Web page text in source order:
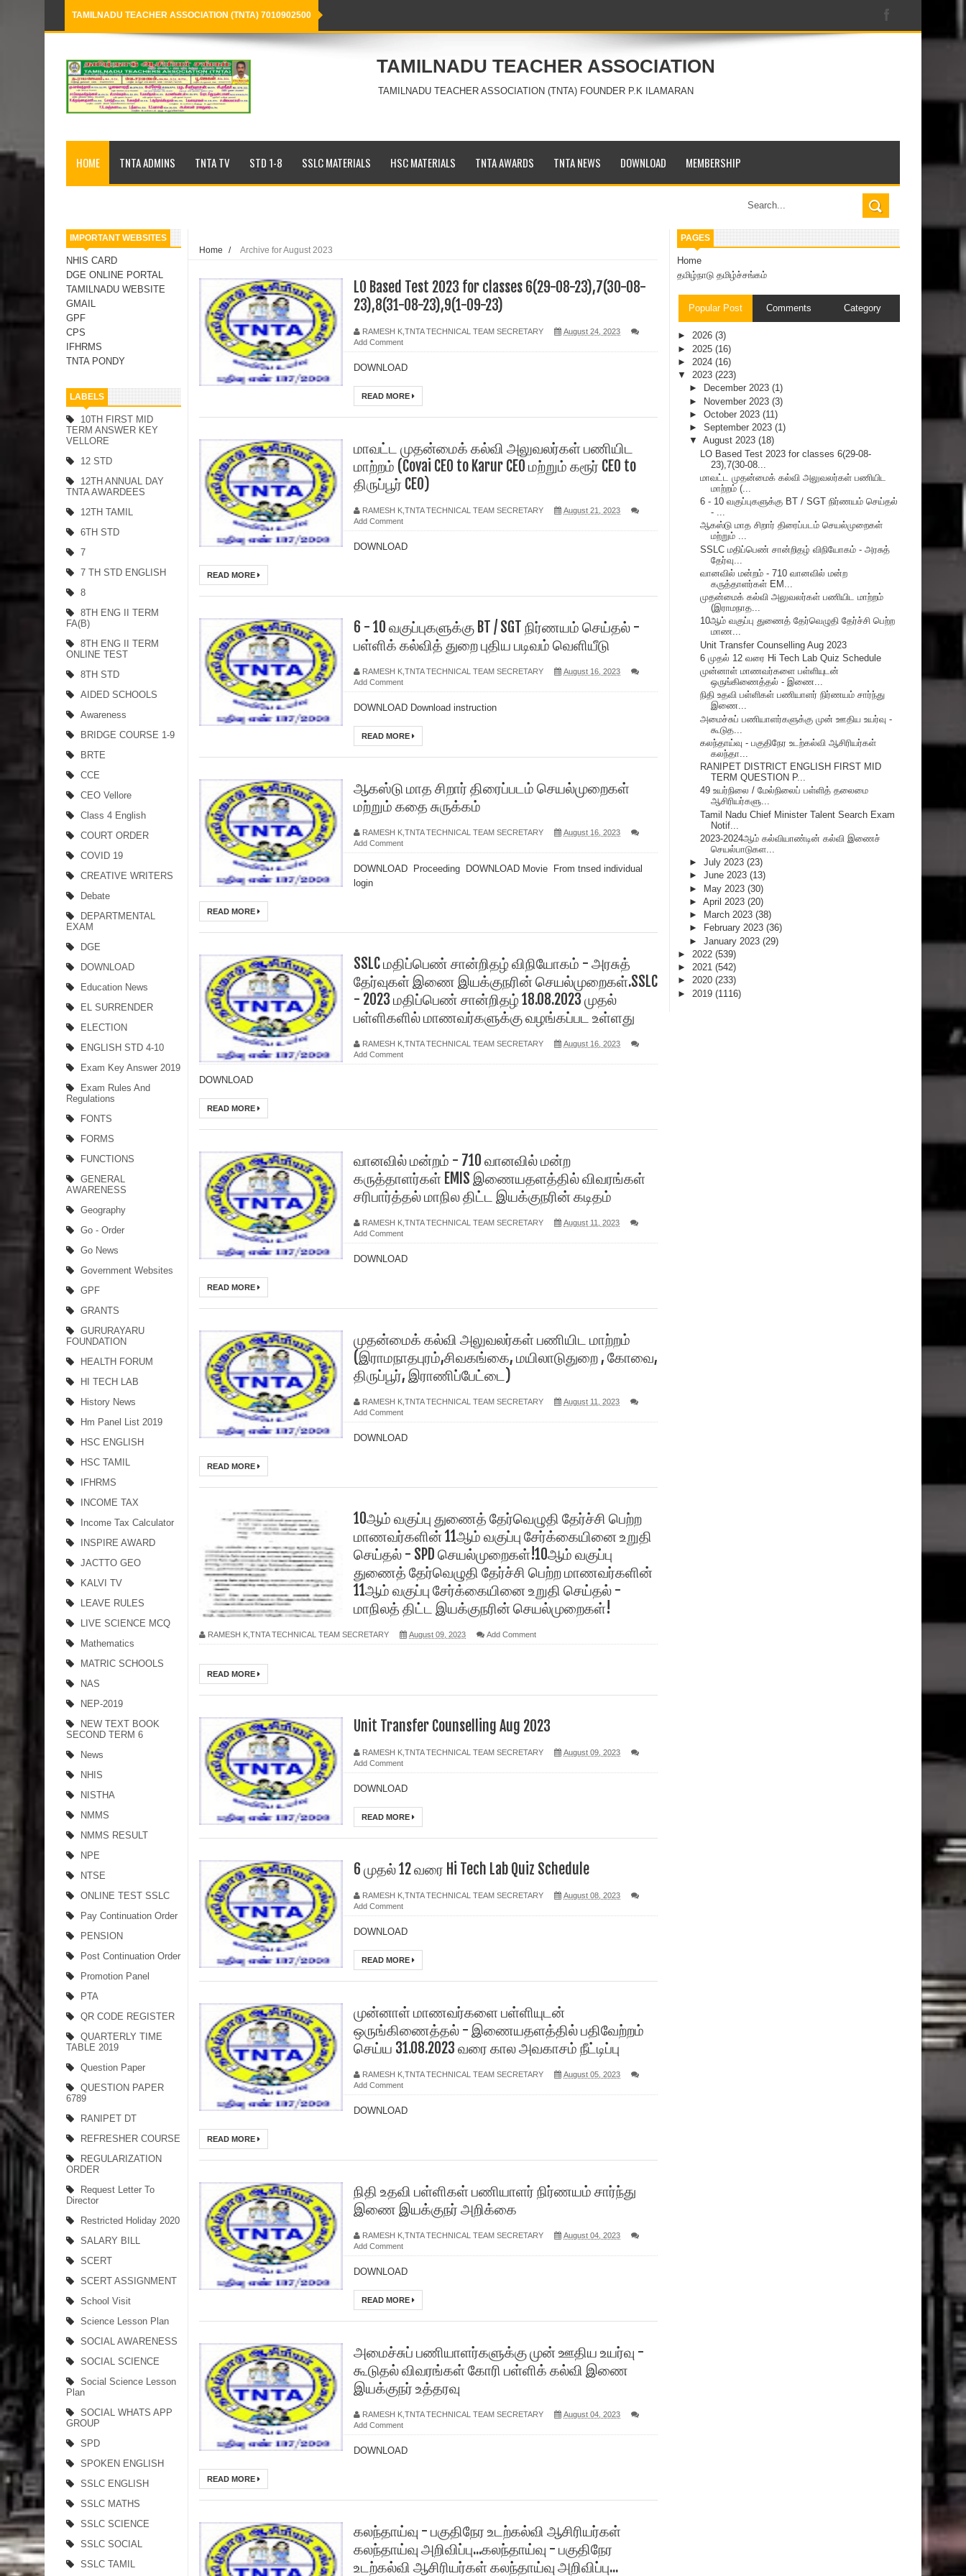
TAMILNADU TEACHER ASSOCIATION (TNTA) 7010902500
Loading...
TAMILNADU TEACHER ASSOCIATION
TAMILNADU TEACHER ASSOCIATION (TNTA) FOUNDER P.K ILAMARAN
HOME TNTA ADMINS TNTA TV STD 1-8 SSLC MATERIALS HSC MATERIALS TNTA AWARDS TNTA NEWS DOWNLOAD MEMBERSHIP
IMPORTANT WEBSITES
NHIS CARD
DGE ONLINE PORTAL
TAMILNADU WEBSITE
GMAIL
GPF
CPS
IFHRMS
TNTA PONDY
LABELS
10TH FIRST MID
TERM ANSWER KEY
VELLORE
12 STD
12TH ANNUAL DAY
TNTA AWARDEES
12TH TAMIL
6TH STD
7
7 TH STD ENGLISH
8
8TH ENG II TERM
FA(B)
8TH ENG II TERM
ONLINE TEST
8TH STD
AIDED SCHOOLS
Awareness
BRIDGE COURSE 1-9
BRTE
CCE
CEO Vellore
Class 4 English
COURT ORDER
COVID 19
CREATIVE WRITERS
Debate
DEPARTMENTAL
EXAM
DGE
DOWNLOAD
Education News
EL SURRENDER
ELECTION
ENGLISH STD 4-10
Exam Key Answer 2019
Exam Rules And
Regulations
FONTS
FORMS
FUNCTIONS
GENERAL
AWARENESS
Geography
Go - Order
Go News
Government Websites
GPF
GRANTS
GURURAYARU
FOUNDATION
HEALTH FORUM
HI TECH LAB
History News
Hm Panel List 2019
HSC ENGLISH
HSC TAMIL
IFHRMS
INCOME TAX
Income Tax Calculator
INSPIRE AWARD
JACTTO GEO
KALVI TV
LEAVE RULES
LIVE SCIENCE MCQ
Mathematics
MATRIC SCHOOLS
NAS
NEP-2019
NEW TEXT BOOK
SECOND TERM 6
News
NHIS
NISTHA
NMMS
NMMS RESULT
NPE
NTSE
ONLINE TEST SSLC
Pay Continuation Order
PENSION
Post Continuation Order
Promotion Panel
PTA
QR CODE REGISTER
QUARTERLY TIME
TABLE 2019
Question Paper
QUESTION PAPER
6789
RANIPET DT
REFRESHER COURSE
REGULARIZATION
ORDER
Request Letter To
Director
Restricted Holiday 2020
SALARY BILL
SCERT
SCERT ASSIGNMENT
School Visit
Science Lesson Plan
SOCIAL AWARENESS
SOCIAL SCIENCE
Social Science Lesson
Plan
SOCIAL WHATS APP
GROUP
SPD
SPOKEN ENGLISH
SSLC ENGLISH
SSLC MATHS
SSLC SCIENCE
SSLC SOCIAL
SSLC TAMIL
Home / Archive for August 2023
LO Based Test 2023 for classes 6(29-08-23),7(30-08-
23),8(31-08-23),9(1-09-23)
RAMESH K,TNTA TECHNICAL TEAM SECRETARY
August 24, 2023
Add Comment
DOWNLOAD
READ MORE
மாவட்ட முதன்மைக் கல்வி அலுவலர்கள் பணியிட
மாற்றம் (Covai CEO to Karur CEO மற்றும் கரூர் CEO to
திருப்பூர் CEO)
RAMESH K,TNTA TECHNICAL TEAM SECRETARY
August 21, 2023
Add Comment
DOWNLOAD
READ MORE
6 - 10 வகுப்புகளுக்கு BT / SGT நிர்ணயம் செய்தல் -
பள்ளிக் கல்வித் துறை புதிய படிவம் வெளியீடு
RAMESH K,TNTA TECHNICAL TEAM SECRETARY
August 16, 2023
Add Comment
DOWNLOAD Download instruction
READ MORE
ஆகஸ்டு மாத சிறார் திரைப்படம் செயல்முறைகள்
மற்றும் கதை சுருக்கம்
RAMESH K,TNTA TECHNICAL TEAM SECRETARY
August 16, 2023
Add Comment
DOWNLOAD Proceeding DOWNLOAD Movie From tnsed individual
login
READ MORE
SSLC மதிப்பெண் சான்றிதழ் விநியோகம் - அரசுத்
தேர்வுகள் இணை இயக்குநரின் செயல்முறைகள்.SSLC
- 2023 மதிப்பெண் சான்றிதழ் 18.08.2023 முதல்
பள்ளிகளில் மாணவர்களுக்கு வழங்கப்பட உள்ளது
RAMESH K,TNTA TECHNICAL TEAM SECRETARY
August 16, 2023
Add Comment
DOWNLOAD
READ MORE
வானவில் மன்றம் - 710 வானவில் மன்ற
கருத்தாளர்கள் EMIS இணையதளத்தில் விவரங்கள்
சரிபார்த்தல் மாநில திட்ட இயக்குநரின் கடிதம்
RAMESH K,TNTA TECHNICAL TEAM SECRETARY
August 11, 2023
Add Comment
DOWNLOAD
READ MORE
முதன்மைக் கல்வி அலுவலர்கள் பணியிட மாற்றம்
(இராமநாதபுரம்,சிவகங்கை, மயிலாடுதுறை , கோவை,
திருப்பூர், இராணிப்பேட்டை)
RAMESH K,TNTA TECHNICAL TEAM SECRETARY
August 11, 2023
Add Comment
DOWNLOAD
READ MORE
10ஆம் வகுப்பு துணைத் தேர்வெழுதி தேர்ச்சி பெற்ற
மாணவர்களின் 11ஆம் வகுப்பு சேர்க்கையினை உறுதி
செய்தல் - SPD செயல்முறைகள்!10ஆம் வகுப்பு
துணைத் தேர்வெழுதி தேர்ச்சி பெற்ற மாணவர்களின்
11ஆம் வகுப்பு சேர்க்கையினை உறுதி செய்தல் -
மாநிலத் திட்ட இயக்குநரின் செயல்முறைகள்!
RAMESH K,TNTA TECHNICAL TEAM SECRETARY August 09, 2023 Add Comment
READ MORE
Unit Transfer Counselling Aug 2023
RAMESH K,TNTA TECHNICAL TEAM SECRETARY
August 09, 2023
Add Comment
DOWNLOAD
READ MORE
6 முதல் 12 வரை Hi Tech Lab Quiz Schedule
RAMESH K,TNTA TECHNICAL TEAM SECRETARY
August 08, 2023
Add Comment
DOWNLOAD
READ MORE
முன்னாள் மாணவர்களை பள்ளியுடன்
ஒருங்கிணைத்தல் - இணையதளத்தில் பதிவேற்றம்
செய்ய 31.08.2023 வரை கால அவகாசம் நீட்டிப்பு
RAMESH K,TNTA TECHNICAL TEAM SECRETARY
August 05, 2023
Add Comment
DOWNLOAD
READ MORE
நிதி உதவி பள்ளிகள் பணியாளர் நிர்ணயம் சார்ந்து
இணை இயக்குநர் அறிக்கை
RAMESH K,TNTA TECHNICAL TEAM SECRETARY
August 04, 2023
Add Comment
DOWNLOAD
READ MORE
அமைச்சுப் பணியாளர்களுக்கு முன் ஊதிய உயர்வு -
கூடுதல் விவரங்கள் கோரி பள்ளிக் கல்வி இணை
இயக்குநர் உத்தரவு
RAMESH K,TNTA TECHNICAL TEAM SECRETARY
August 04, 2023
Add Comment
DOWNLOAD
READ MORE
கலந்தாய்வு - பகுதிநேர உடற்கல்வி ஆசிரியர்கள்
கலந்தாய்வு அறிவிப்பு...கலந்தாய்வு - பகுதிநேர
உடற்கல்வி ஆசிரியர்கள் கலந்தாய்வு அறிவிப்பு...
PAGES
Home
தமிழ்நாடு தமிழ்ச்சங்கம்
Popular Post Comments Category
► 2026 (3)
► 2025 (16)
► 2024 (16)
▼ 2023 (223)
►
December 2023 (1)
► November 2023 (3)
► October 2023 (11)
► September 2023 (1)
▼ August 2023 (18)
LO Based Test 2023 for classes 6(29-08-
23),7(30-08...
மாவட்ட முதன்மைக் கல்வி அலுவலர்கள் பணியிட
மாற்றம் (...
6 - 10 வகுப்புகளுக்கு BT / SGT நிர்ணயம் செய்தல்
- ...
ஆகஸ்டு மாத சிறார் திரைப்படம் செயல்முறைகள்
மற்றும் ...
SSLC மதிப்பெண் சான்றிதழ் விநியோகம் - அரசுத்
தேர்வு...
வானவில் மன்றம் - 710 வானவில் மன்ற
கருத்தாளர்கள் EM...
முதன்மைக் கல்வி அலுவலர்கள் பணியிட மாற்றம்
(இராமநாத...
10ஆம் வகுப்பு துணைத் தேர்வெழுதி தேர்ச்சி பெற்ற
மாண...
Unit Transfer Counselling Aug 2023
6 முதல் 12 வரை Hi Tech Lab Quiz Schedule
முன்னாள் மாணவர்களை பள்ளியுடன்
ஒருங்கிணைத்தல் - இணை...
நிதி உதவி பள்ளிகள் பணியாளர் நிர்ணயம் சார்ந்து
இணை...
அமைச்சுப் பணியாளர்களுக்கு முன் ஊதிய உயர்வு -
கூடுத...
கலந்தாய்வு - பகுதிநேர உடற்கல்வி ஆசிரியர்கள்
கலந்தா...
RANIPET DISTRICT ENGLISH FIRST MID
TERM QUESTION P...
49 உயர்நிலை / மேல்நிலைப் பள்ளித் தலைமை
ஆசிரியர்களு...
Tamil Nadu Chief Minister Talent Search Exam
Notif...
2023-2024ஆம் கல்வியாண்டின் கல்வி இணைச்
செயல்பாடுகள...
► July 2023 (23)
► June 2023 (13)
► May 2023 (30)
► April 2023 (20)
►
March 2023 (38)
►
February 2023 (36)
► January 2023 (29)
► 2022 (539)
► 2021 (542)
► 2020 (233)
► 2019 (1116)